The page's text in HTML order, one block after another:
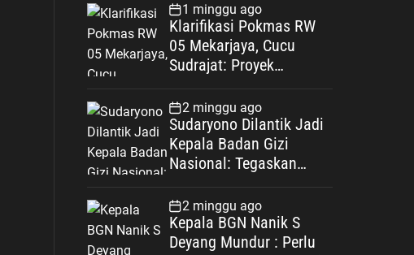
1 minggu ago
Klarifikasi Pokmas RW
05 Mekarjaya, Cucu
Sudrajat: Proyek
Spesifikasi
2 minggu ago
Sudaryono Dilantik Jadi
Kepala Badan Gizi
Nasional: Tegaskan
Kepentingan
2 minggu ago
Kepala BGN Nanik S
Deyang Mundur : Perlu